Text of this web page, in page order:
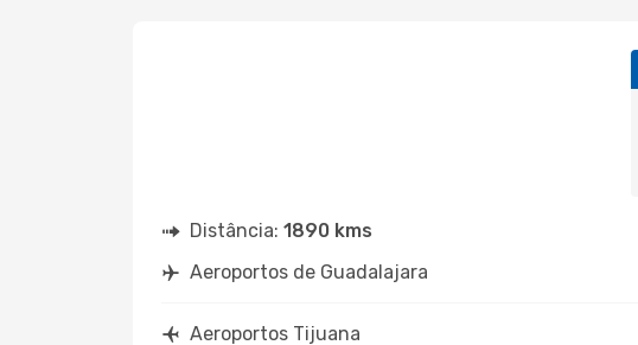
Distância: 1890 kms
Aeroportos de Guadalajara
Aeroportos Tijuana